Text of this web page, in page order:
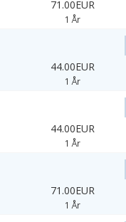
71.00EUR
1 År
44.00EUR
1 År
44.00EUR
1 År
71.00EUR
1 År